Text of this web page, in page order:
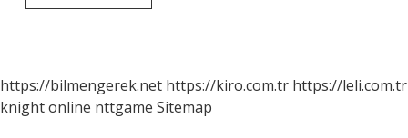
Hangi
https://bilmengerek.net https://kiro.com.tr https://leli.com.tr
knight online nttgame Sitemap